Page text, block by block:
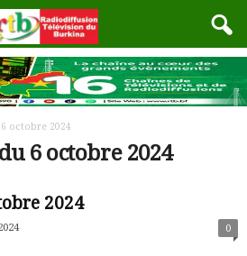
6 octobre 2024
6 octobre 2024
2024
0